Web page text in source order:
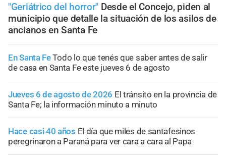
"Geriátrico del horror" Desde el Concejo, piden al
municipio que detalle la situación de los asilos de
ancianos en Santa Fe
En Santa FeTodo lo que tenés que saber antes de salir
de casa en Santa Fe este jueves 6 de agosto
Jueves 6 de agosto de 2026 El tránsito en la provincia de
Santa Fe; la información minuto a minuto
Hace casi 40 años El día que miles de santafesinos
peregrinaron a Paraná para ver cara a cara al Papa